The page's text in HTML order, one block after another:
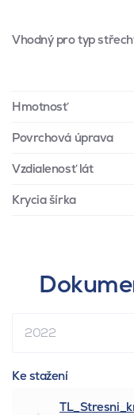
Vhodný pro typ
Hmotnosť
Povrchová úprava
Vzdialenosť lát
Krycia šírka
2022
Ke stažení